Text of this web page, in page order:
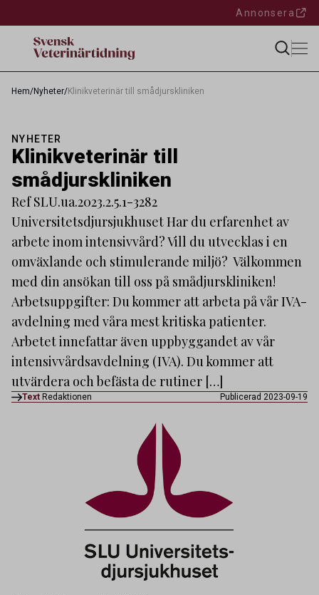
Annonsera
Hem/Nyheter/Klinikveterinär till smådjurskliniken
NYHETER
Klinikveterinär till
smådjurskliniken
Ref SLU.ua.2023.2.5.1-3282
Universitetsdjursjukhuset Har du erfarenhet av
arbete inom intensivvård? Vill du utvecklas i en
omväxlande och stimulerande miljö? Välkommen
med din ansökan till oss på smådjurskliniken!
Arbetsuppgifter: Du kommer att arbeta på vår IVA-
avdelning med våra mest kritiska patienter.
Arbetet innefattar även uppbyggandet av vår
intensivvårdsavdelning (IVA). Du kommer att
utvärdera och befästa de rutiner […]
Text Redaktionen Publicerad 2023-09-19